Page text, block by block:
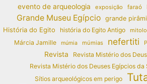
evento de arqueologia exposição faraó
Grande Museu Egípcio grande
História do Egito
história do Egito Antigo
Márcia Jamille múmia múmias nefertiti
Revista
Revista Mistério dos
Revista Mistério dos Deuses Egípcios da
Sítios arqueológicos em perigo